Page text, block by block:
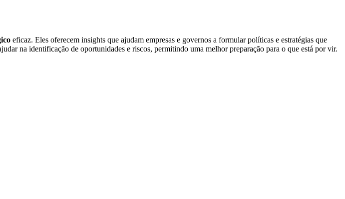
eficaz. Eles oferecem insights que ajudam empresas e governos a formular políticas e estratégias que
na identificação de oportunidades e riscos, permitindo uma melhor preparação para o que está por vir.